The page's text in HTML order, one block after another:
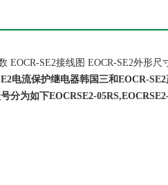
SE2接线图 EOCR-SE2外形尺
电流保护继电器韩国三和EOCR-
为如下EOCRSE2-